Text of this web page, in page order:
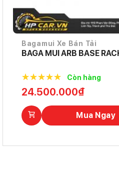
Bagamui Xe Bán Tải
BAGA MUI ARB BASE
24.500.000₫
5.0 out of
5
Còn hàng
Mua Ngay